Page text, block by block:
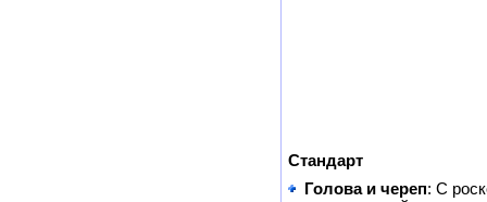
Стандарт
Голова и череп: С